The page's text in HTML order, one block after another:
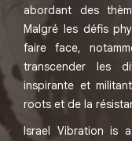
abordant des
Malgré les défis
faire face,
transcender les
inspirante et
roots et de la
Israel Vibration is